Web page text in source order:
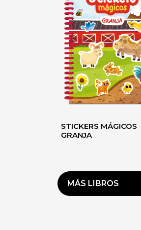
STICKERS MÁGICOS
GRANJA
MÁS LIBROS